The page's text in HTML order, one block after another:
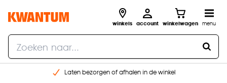
winkels account winkelwagen menu
Laten bezorgen of afhalen in de winkel